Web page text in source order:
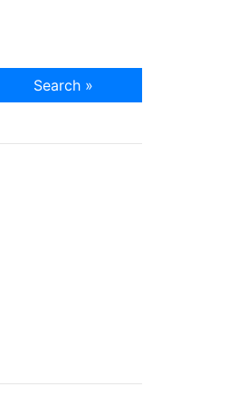
Search »